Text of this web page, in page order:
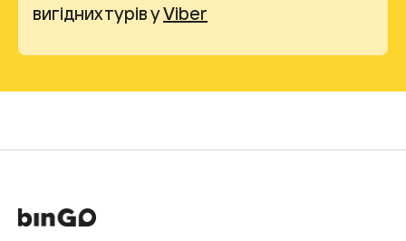
вигідних турів уViber